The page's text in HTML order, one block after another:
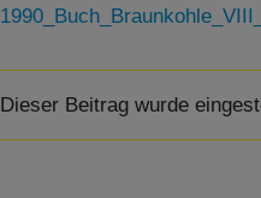
Dieser Beitrag wurde
Details